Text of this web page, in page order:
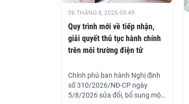
06 THÁNG 8, 2026 09:49
Quy trình mới về tiếp nhận,
giải quyết thủ tục hành chính
trên môi trường điện tử
Chính phủ ban hành Nghị định
số 310/2026/NĐ-CP ngày
5/8/2026 sửa đổi, bổ sung một